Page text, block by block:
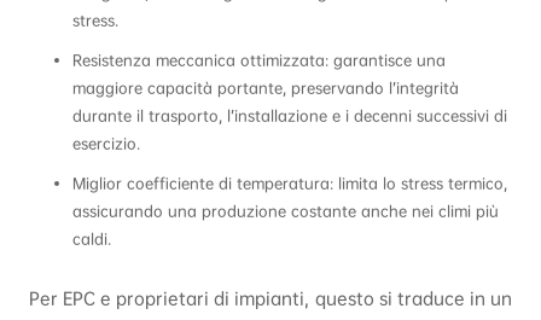
stress.
Resistenza meccanica ottimizzata: garantisce una
maggiore capacità portante, preservando l’integrità
durante il trasporto, l’installazione e i decenni successivi di
esercizio.
Miglior coefficiente di temperatura: limita lo stress termico,
assicurando una produzione costante anche nei climi più
caldi.
Per EPC e proprietari di impianti, questo si traduce in un